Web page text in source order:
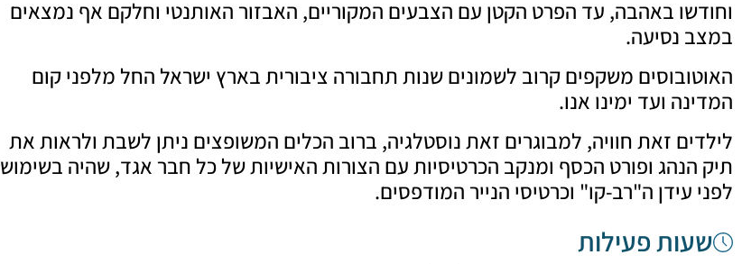
וחודשו באהבה, עד הפרט הקטן עם הצבעים המקוריים, האבזור האותנטי וחלקם אף נמצאים
במצב נסיעה.
האוטובוסים משקפים קרוב לשמונים שנות תחבורה ציבורית בארץ ישראל החל מלפני קום
המדינה ועד ימינו אנו.
לילדים זאת חוויה, למבוגרים זאת נוסטלגיה, ברוב הכלים המשופצים ניתן לשבת ולראות את
תיק הנהג ופורט הכסף ומנקב הכרטיסיות עם הצורות האישיות של כל חבר אגד, שהיה בשימוש
לפני עידן ה"רב-קו" וכרטיסי הנייר המודפסים.
שעות פעילות